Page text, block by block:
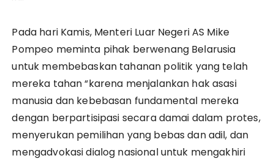
Pada hari Kamis, Menteri Luar Negeri AS Mike
Pompeo meminta pihak berwenang Belarusia
untuk membebaskan tahanan politik yang telah
mereka tahan “karena menjalankan hak asasi
manusia dan kebebasan fundamental mereka
dengan berpartisipasi secara damai dalam protes,
menyerukan pemilihan yang bebas dan adil, dan
mengadvokasi dialog nasional untuk mengakhiri